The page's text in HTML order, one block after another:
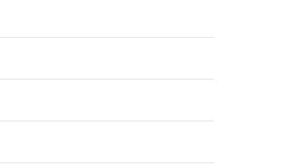
徴であるSHM機能のさらなる進
をしてもらい、有効性を確認し